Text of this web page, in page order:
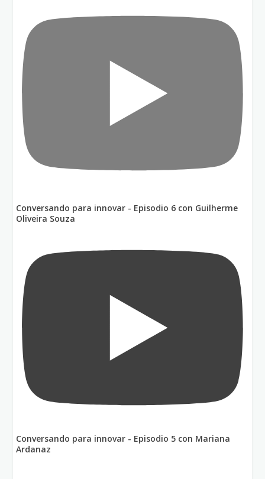
Conversando para innovar - Episodio 6 con Guilherme
Oliveira Souza
Conversando para innovar - Episodio 5 con Mariana
Ardanaz